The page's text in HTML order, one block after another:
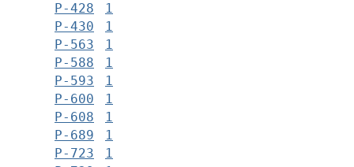
Р-428
1
Р-430
1
Р-563
1
Р-588
1
Р-593
1
Р-600
1
Р-608
1
Р-689
1
Р-723
1